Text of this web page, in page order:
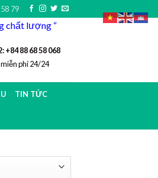
79
chất lượng “
+84 88 68 58 068
phí 24/24
TIN TỨC